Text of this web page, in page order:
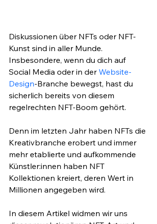
Diskussionen über NFTs oder NFT-
Kunst sind in aller Munde.
Insbesondere, wenn du dich auf
Social Media oder in der Website-
Design-Branche bewegst, hast du
sicherlich bereits von diesem
regelrechten NFT-Boom gehört.
Denn im letzten Jahr haben NFTs die
Kreativbranche erobert und immer
mehr etablierte und aufkommende
Künstler:innen haben NFT
Kollektionen kreiert, deren Wert in
Millionen angegeben wird.
In diesem Artikel widmen wir uns